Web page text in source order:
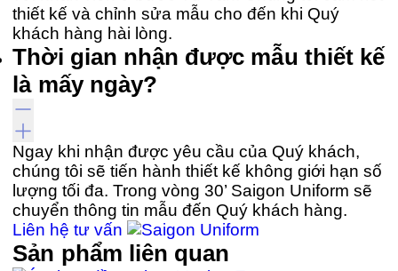
thiết kế và chỉnh sửa mẫu cho đến khi Quý
khách hàng hài lòng.
Thời gian nhận được mẫu thiết kế
là mấy ngày?
Ngay khi nhận được yêu cầu của Quý khách,
chúng tôi sẽ tiến hành thiết kế không giới hạn số
lượng tối đa. Trong vòng 30’ Saigon Uniform sẽ
chuyển thông tin mẫu đến Quý khách hàng.
Liên hệ tư vấn
Sản phẩm liên quan